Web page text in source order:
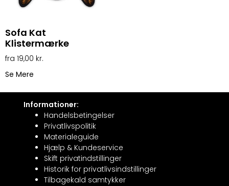
Sofa Kat
Klistermærke
19,00 kr.
Se Mere
Informationer:
Handelsbetingelser
Privatlivspolitik
Materialeguide
Hjælp & Kundeservice
Skift privatindstillinger
Historik for privatlivsindstillinger
Tilbagekald samtykker